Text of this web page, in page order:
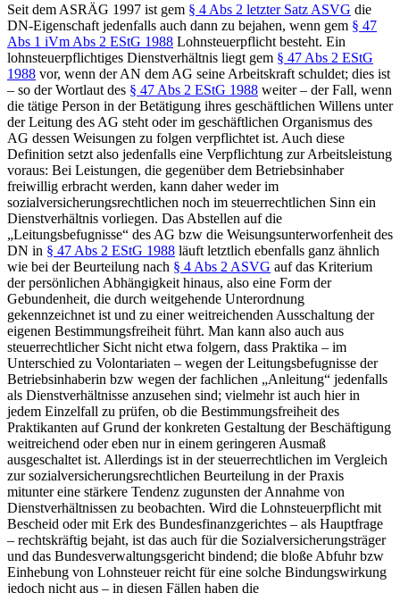
Seit dem ASRÄG 1997 ist gem § 4 Abs 2 letzter Satz ASVG die
DN-Eigenschaft jedenfalls auch dann zu bejahen, wenn gem § 47
Abs 1 iVm Abs 2 EStG 1988 Lohnsteuerpflicht besteht. Ein
lohnsteuerpflichtiges Dienstverhältnis liegt gem § 47 Abs 2 EStG
1988 vor, wenn der AN dem AG seine Arbeitskraft schuldet; dies ist
– so der Wortlaut des § 47 Abs 2 EStG 1988 weiter – der Fall, wenn
die tätige Person in der Betätigung ihres geschäftlichen Willens unter
der Leitung des AG steht oder im geschäftlichen Organismus des
AG dessen Weisungen zu folgen verpflichtet ist. Auch diese
Definition setzt also jedenfalls eine Verpflichtung zur Arbeitsleistung
voraus: Bei Leistungen, die gegenüber dem Betriebsinhaber
freiwillig erbracht werden, kann daher weder im
sozialversicherungsrechtlichen noch im steuerrechtlichen Sinn ein
Dienstverhältnis vorliegen. Das Abstellen auf die
„Leitungsbefugnisse“ des AG bzw die Weisungsunterworfenheit des
DN in § 47 Abs 2 EStG 1988 läuft letztlich ebenfalls ganz ähnlich
wie bei der Beurteilung nach § 4 Abs 2 ASVG auf das Kriterium
der persönlichen Abhängigkeit hinaus, also eine Form der
Gebundenheit, die durch weitgehende Unterordnung
gekennzeichnet ist und zu einer weitreichenden Ausschaltung der
eigenen Bestimmungsfreiheit führt. Man kann also auch aus
steuerrechtlicher Sicht nicht etwa folgern, dass Praktika – im
Unterschied zu Volontariaten – wegen der Leitungsbefugnisse der
Betriebsinhaberin bzw wegen der fachlichen „Anleitung“ jedenfalls
als Dienstverhältnisse anzusehen sind; vielmehr ist auch hier in
jedem Einzelfall zu prüfen, ob die Bestimmungsfreiheit des
Praktikanten auf Grund der konkreten Gestaltung der Beschäftigung
weitreichend oder eben nur in einem geringeren Ausmaß
ausgeschaltet ist. Allerdings ist in der steuerrechtlichen im Vergleich
zur sozialversicherungsrechtlichen Beurteilung in der Praxis
mitunter eine stärkere Tendenz zugunsten der Annahme von
Dienstverhältnissen zu beobachten. Wird die Lohnsteuerpflicht mit
Bescheid oder mit Erk des Bundesfinanzgerichtes – als Hauptfrage
– rechtskräftig bejaht, ist das auch für die Sozialversicherungsträger
und das Bundesverwaltungsgericht bindend; die bloße Abfuhr bzw
Einhebung von Lohnsteuer reicht für eine solche Bindungswirkung
jedoch nicht aus – in diesen Fällen haben die